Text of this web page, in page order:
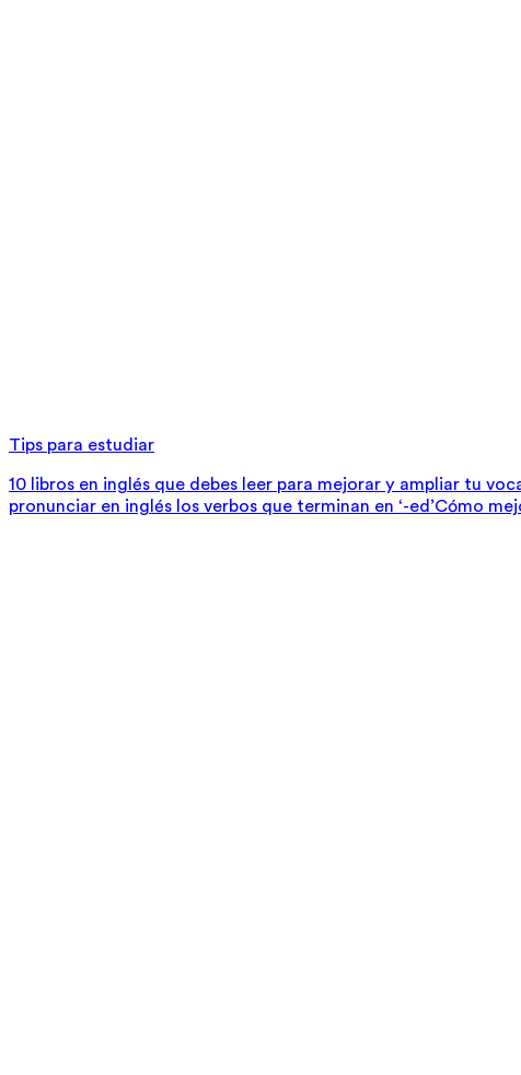
Tips para estudiar
10 libros en inglés que debes leer para mejorar y ampliar tu
pronunciar en inglés los verbos que terminan en ‘-ed’Cómo